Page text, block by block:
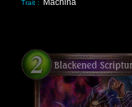
Trait : Machina